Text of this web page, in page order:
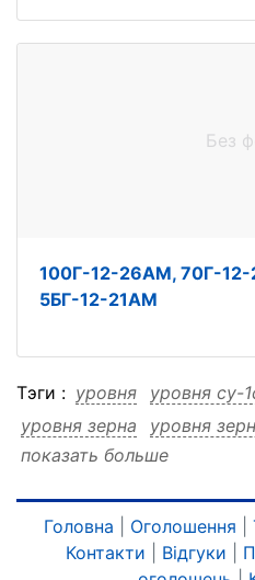
Без
100Г-12-26АМ, 70Г-
5БГ-12-21АМ
Тэги : уровня уровня су-
уровня зерна
уровня
уровня зерна сигнализатор
су-1ф зерна уровня су-1ф
сигнализатор
показать больше
Головна Оголошення
Контакти
Відгуки